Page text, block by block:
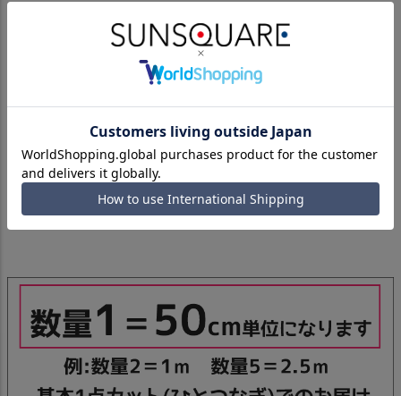
※50cmあたりの価格です。
例）250cm＝販売個数「5」
幅広い用途でご利用いただけます。
多彩なカラーで展開中。他のカラーは【19300】で検索ください。